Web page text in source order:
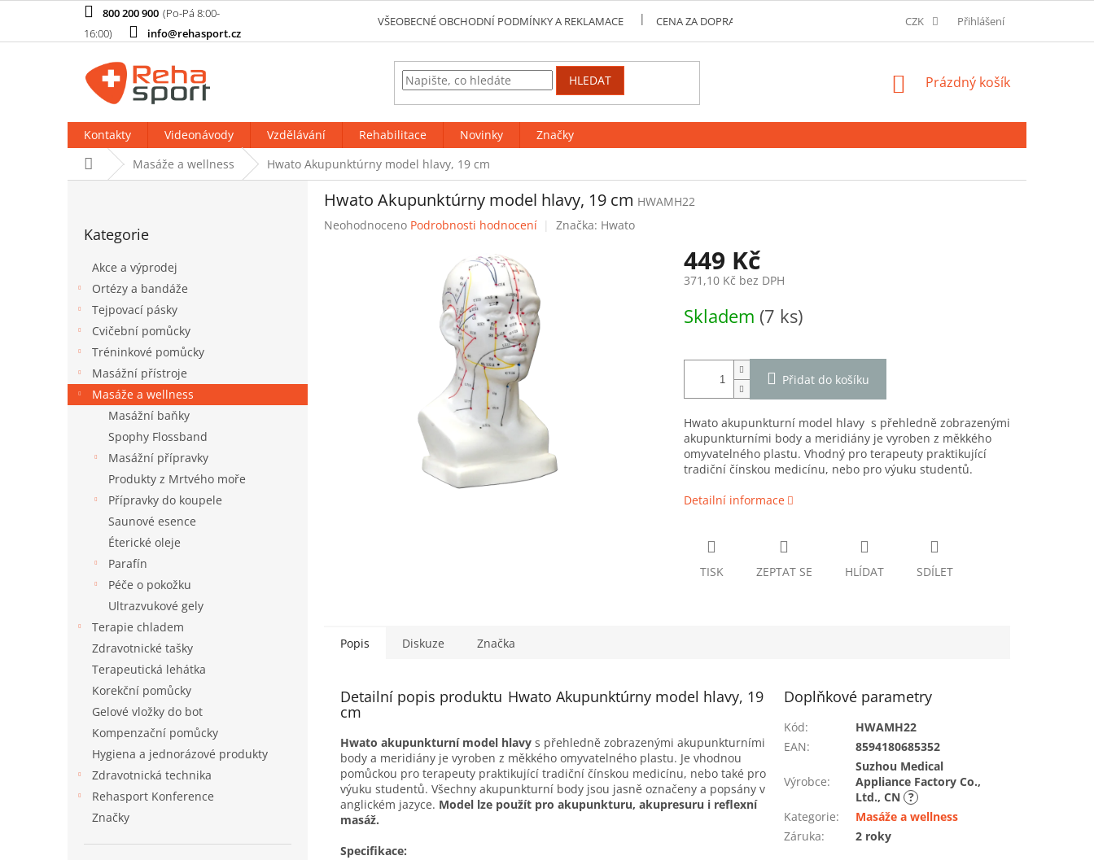
obsah
800 200 900
info@rehasport.cz
VŠEOBECNÉ OBCHODNÍ PODMÍNKY A REKLAMACE CENA ZA DOPRAVU A MOŽNOSTI PLATBY O SPOLEČNOSTI SLOVNÍK POJMŮ
CZK Přihlášení
HLEDAT
NÁKUPNÍ
Prázdný košík
Kontakty Videonávody Vzdělávání Rehabilitace Novinky
Značky
Domů Masáže a wellness Hwato Akupunktúrny model hlavy, 19 cm
n
e
kategorie
Kategorie
Akce a výprodej
Ortézy a bandáže
Tejpovací pásky
Cvičební pomůcky
Tréninkové pomůcky
Masážní přístroje
Masáže a wellness
Masážní baňky
Spophy Flossband
Masážní přípravky
Produkty z Mrtvého moře
Přípravky do koupele
Saunové esence
Éterické oleje
Parafín
Péče o pokožku
Ultrazvukové gely
Terapie chladem
Zdravotnické tašky
Terapeutická lehátka
Korekční pomůcky
Gelové vložky do bot
Kompenzační pomůcky
Hygiena a jednorázové produkty
Zdravotnická technika
Rehasport Konference
Značky
Hwato Akupunktúrny model hlavy, 19 cm HWAMH22
Průměrné
Neohodnoceno Podrobnosti hodnocení Značka: Hwato
449 Kč
371,10 Kč bez DPH
cena:
Skladem (7 ks)
Přidat do košíku
Hwato akupunkturní model hlavy s přehledně zobrazenými
akupunkturními body a meridiányje vyroben z měkkého
omyvatelného plastu. Vhodný pro terapeuty praktikující
tradiční čínskou medicínu, nebo pro výuku studentů.
Detailní informace
TISK ZEPTAT SE HLÍDAT SDÍLET
Popis Diskuze Značka
Detailní popis produktu Hwato Akupunktúrny model hlavy, 19
cm
Hwato akupunkturní model hlavy s přehledně zobrazenými akupunkturními
body a meridiány je vyroben z měkkého omyvatelného plastu. Je vhodnou
pomůckou pro terapeuty praktikující tradiční čínskou medicínu, nebo také pro
výuku studentů. Všechny akupunkturní body jsou jasně označeny a popsány v
anglickém jazyce. Model lze použít pro akupunkturu, akupresuru i reflexní
masáž.
Specifikace:
Doplňkové parametry
Kód:
HWAMH22
EAN: 8594180685352
Výrobce:
Suzhou Medical
Appliance Factory Co.,
Ltd., CN ?
Kategorie:
Masáže a wellness
Záruka: 2 roky